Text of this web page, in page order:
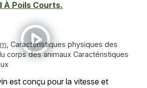
À Poils Courts.
Caractéristiques physiques des
corps des animaux Caractéristiques
est conçu pour la vitesse et